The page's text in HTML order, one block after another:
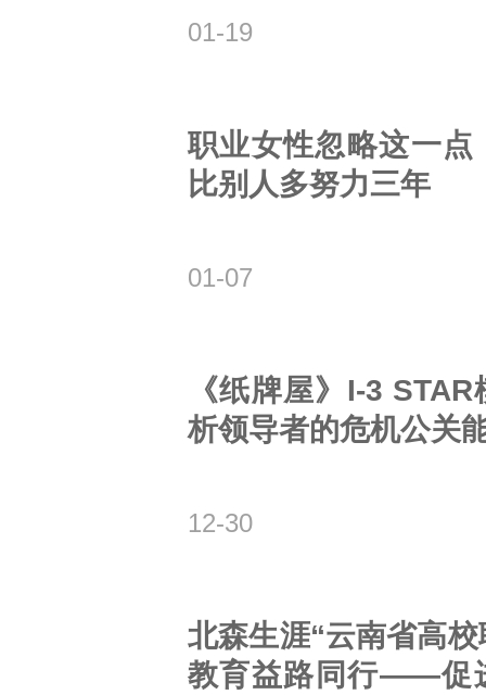
01-19
职业女性忽略这一点
比别人多努力三年
01-07
《纸牌屋》I-3
析领导者的危机公关
12-30
北森生涯“云南省高
教育益路同行——促